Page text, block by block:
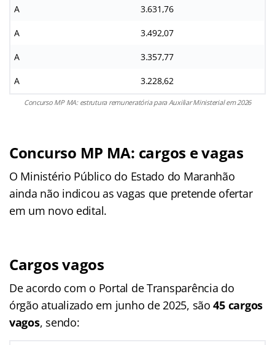
A 3.631,76
A 3.492,07
A 3.357,77
A 3.228,62
Concurso MP MA: estrutura remuneratória para Auxiliar Ministerial em 2026
Concurso MP MA: cargos e vagas
O Ministério Público do Estado do Maranhão
ainda não indicou as vagas que pretende ofertar
em um novo edital.
Cargos vagos
De acordo com o Portal de Transparência do
órgão atualizado em junho de 2025, são 45 cargos
vagos, sendo: